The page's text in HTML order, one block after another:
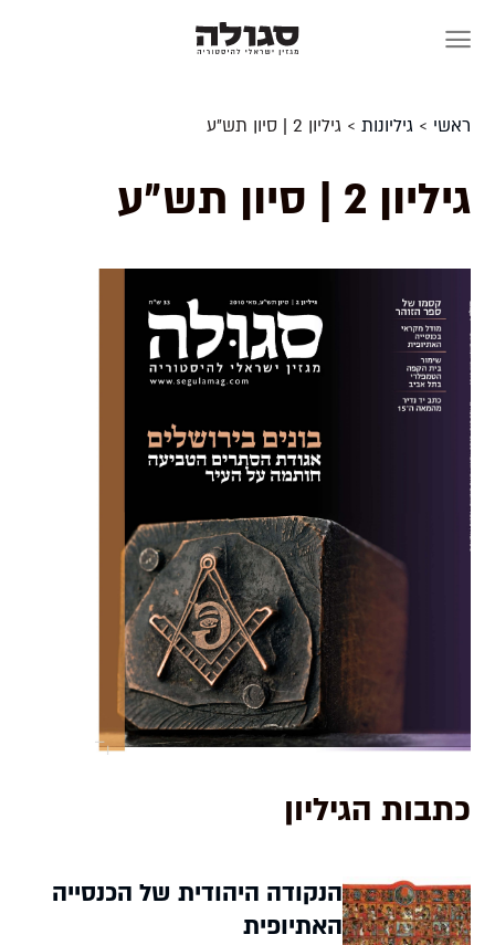
ראשי >גיליונות >גיליון 2 | סיון תש״ע
גיליון 2 | סיון תש״ע
כתבות הגיליון
הנקודה היהודית של הכנסייה
האתיופית